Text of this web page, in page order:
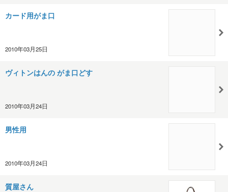
カード用がま口
2010年03月25日
ヴィトンはんの がま口どす
2010年03月24日
男性用
2010年03月24日
質屋さん